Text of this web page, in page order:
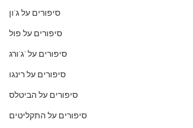
סיפורים על ג'ון
סיפורים על פול
סיפורים על 'ג'ורג
סיפורים על רינגו
סיפורים על הביטלס
סיפורים על התקליטים